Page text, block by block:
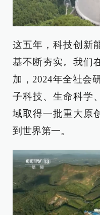
这五年，科技创新
基不断夯实。我们
加，2024年全社会
子科技、生命科学
域取得一批重大原
到世界第一。